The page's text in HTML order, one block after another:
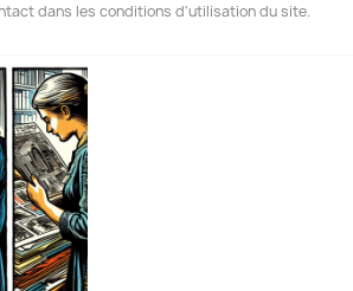
dans les conditions d'utilisation du site.